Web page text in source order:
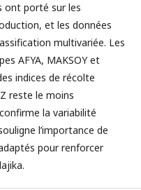
ont porté sur les
et les données
multivariée. Les
AFYA, MAKSOY et
indices de récolte
reste le moins
la variabilité
l’importance de
pour renforcer